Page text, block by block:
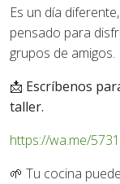
Es un día
pensado para
grupos de amigos.
📩 Escríbenos
taller.
https://wa.me/
🌱 Tu cocina